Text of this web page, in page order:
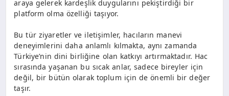
araya gelerek kardeşlik duygularını pekiştirdiği bir
platform olma özelliği taşıyor.
Bu tür ziyaretler ve iletişimler, hacıların manevi
deneyimlerini daha anlamlı kılmakta, aynı zamanda
Türkiye’nin dini birliğine olan katkıyı artırmaktadır. Hac
sırasında yaşanan bu sıcak anlar, sadece bireyler için
değil, bir bütün olarak toplum için de önemli bir değer
taşır.